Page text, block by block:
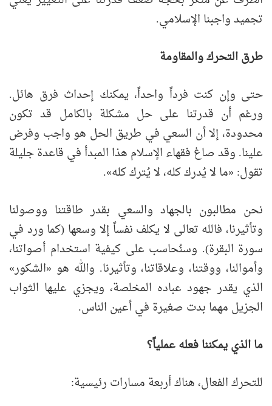
تجميد واجبنا الإسلامي.
طرق التحرك والمقاومة
حتى وإن كنت فرداً واحداً، يمكنك إحداث فرق هائل.
ورغم أن قدرتنا على حل مشكلة بالكامل قد تكون
محدودة، إلا أن السعي في طريق الحل هو واجب وفرض
علينا. وقد صاغ فقهاء الإسلام هذا المبدأ في قاعدة جليلة
تقول: «ما لا يُدرك كله، لا يُترك كله».
نحن مطالبون بالجهاد والسعي بقدر طاقتنا ووصولنا
وتأثيرنا، فالله تعالى لا يكلف نفساً إلا وسعها (كما ورد في
سورة البقرة). وسنُحاسب على كيفية استخدام أصواتنا،
وأموالنا، ووقتنا، وعلاقاتنا، وتأثيرنا. والله هو «الشكور»
الذي يقدر جهود عباده المخلصة، ويجزي عليها الثواب
الجزيل مهما بدت صغيرة في أعين الناس.
ما الذي يمكننا فعله عملياً؟
للتحرك الفعال، هناك أربعة مسارات رئيسية: